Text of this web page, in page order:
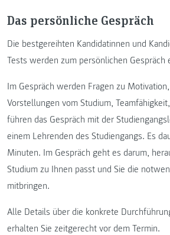
Das persönliche Gespräch
Die bestgereihten Kandidatinnen und
Tests werden zum persönlichen Gespräch
Im Gespräch werden Fragen zu
Vorstellungen vom Studium,
führen das Gespräch mit der
einem Lehrenden des Studiengangs. Es
Minuten. Im Gespräch geht es darum,
Studium zu Ihnen passt und Sie die
mitbringen.
Alle Details über die konkrete
erhalten Sie zeitgerecht vor dem Termin.